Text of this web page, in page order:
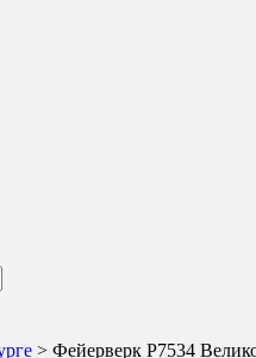
> Фейерверк Р7534